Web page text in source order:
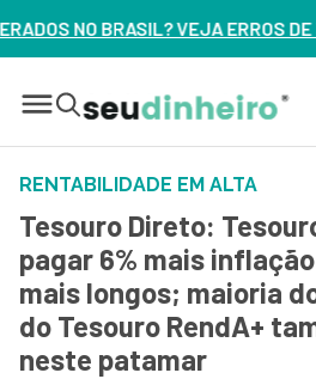
DE 3 DELES – ASSISTA AGORA
RENTABILIDADE EM ALTA
Tesouro Direto:
pagar 6% mais
mais longos; maioria
do Tesouro RendA+
neste patamar